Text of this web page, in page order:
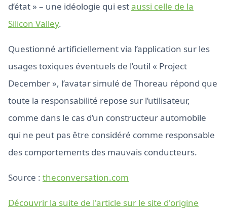
d’état » – une idéologie qui estaussi celle de la
Silicon Valley.
Questionné artificiellement via l’application sur les
usages toxiques éventuels de l’outil « Project
December », l’avatar simulé de Thoreau répond que
toute la responsabilité repose sur l’utilisateur,
comme dans le cas d’un constructeur automobile
qui ne peut pas être considéré comme responsable
des comportements des mauvais conducteurs.
Source : theconversation.com
Découvrir la suite de l'article sur le site d'origine